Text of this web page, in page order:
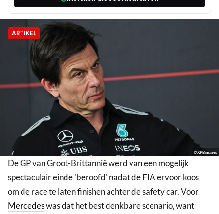
ARTIKEL
© XPBimages
De GP van Groot-Brittannië werd van een mogelijk
spectaculair einde 'beroofd' nadat de FIA ervoor koos
om de race te laten finishen achter de safety car. Voor
Mercedeswas dat het best denkbare scenario, want